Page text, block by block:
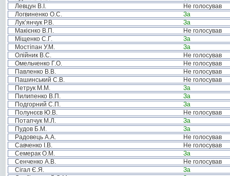
Левцун В.І.
Не голосував
Логвиненко О.С.
За
Лук’янчук Р.В.
За
Макієнко В.П.
Не голосував
Міщенко С.Г.
За
Мостіпан У.М.
За
Олійник В.С.
Не голосував
Омельченко Г.О.
Не голосував
Павленко В.В.
Не голосував
Пашинський С.В.
Не голосував
Петрук М.М.
За
Пилипенко В.П.
За
Подгорний С.П.
За
Полунєєв Ю.В.
Не голосував
Потапчук М.Л.
За
Пудов Б.М.
За
Радовець А.А.
Не голосував
Савченко І.В.
Не голосував
Семерак О.М.
За
Сенченко А.В.
Не голосував
Сігал Є.Я.
За